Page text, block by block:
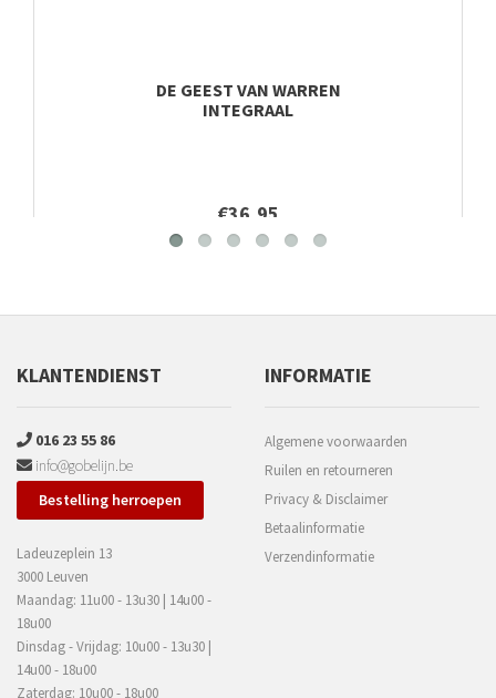
DE GEEST VAN WARREN
INTEGRAAL
€36,95
KLANTENDIENST
016 23 55 86
info@gobelijn.be
Bestelling herroepen
Ladeuzeplein 13
3000 Leuven
Maandag: 11u00 - 13u30 | 14u00 -
18u00
Dinsdag - Vrijdag: 10u00 - 13u30 |
14u00 - 18u00
Zaterdag: 10u00 - 18u00
INFORMATIE
Algemene voorwaarden
Ruilen en retourneren
Privacy & Disclaimer
Betaalinformatie
Verzendinformatie